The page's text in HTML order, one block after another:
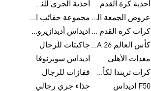
أحذية كرة القدم
أحذية الجري للنساء
عروض الجمعة البيضاء للرجال
مجموعة حقائب الظهر
كرات كرة القدم للرجال
اديداس أديدازيرو معدات الجري
كأس العالم FIFA 26™ جاكيتات للرجال
معدات الأهلي
اديداس سوبرنوفا
كرات تريندا لكأس العالم FIFA 26™
قفازات للرجال
F50 اديداس
حذاء جري رجالي